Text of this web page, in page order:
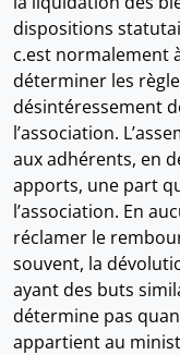
dispositions
c.est normalement
déterminer les
désintéressement
l’association.
aux adhérents, en
apports, une part
l’association. En
réclamer le
souvent, la
ayant des buts
détermine pas
appartient au